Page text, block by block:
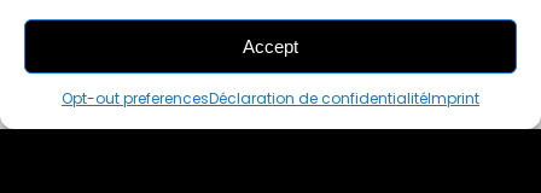
Accept
Opt-out preferencesDéclaration de confidentialitéImprint
THIS PAIR IS
IN A CART